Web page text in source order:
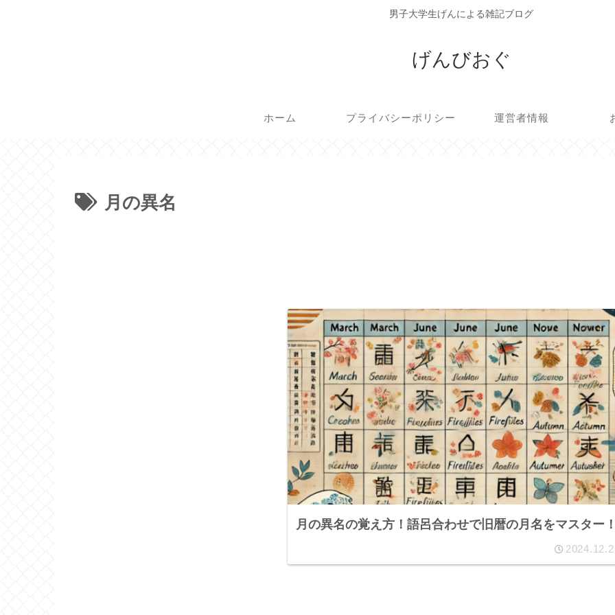
男子大学生げんによる雑記ブログ
げんびおぐ
ホーム プライバシーポリシー 運営者情報
月の異名
月の異名の覚え方！語呂合わせで旧暦の月名をマスター